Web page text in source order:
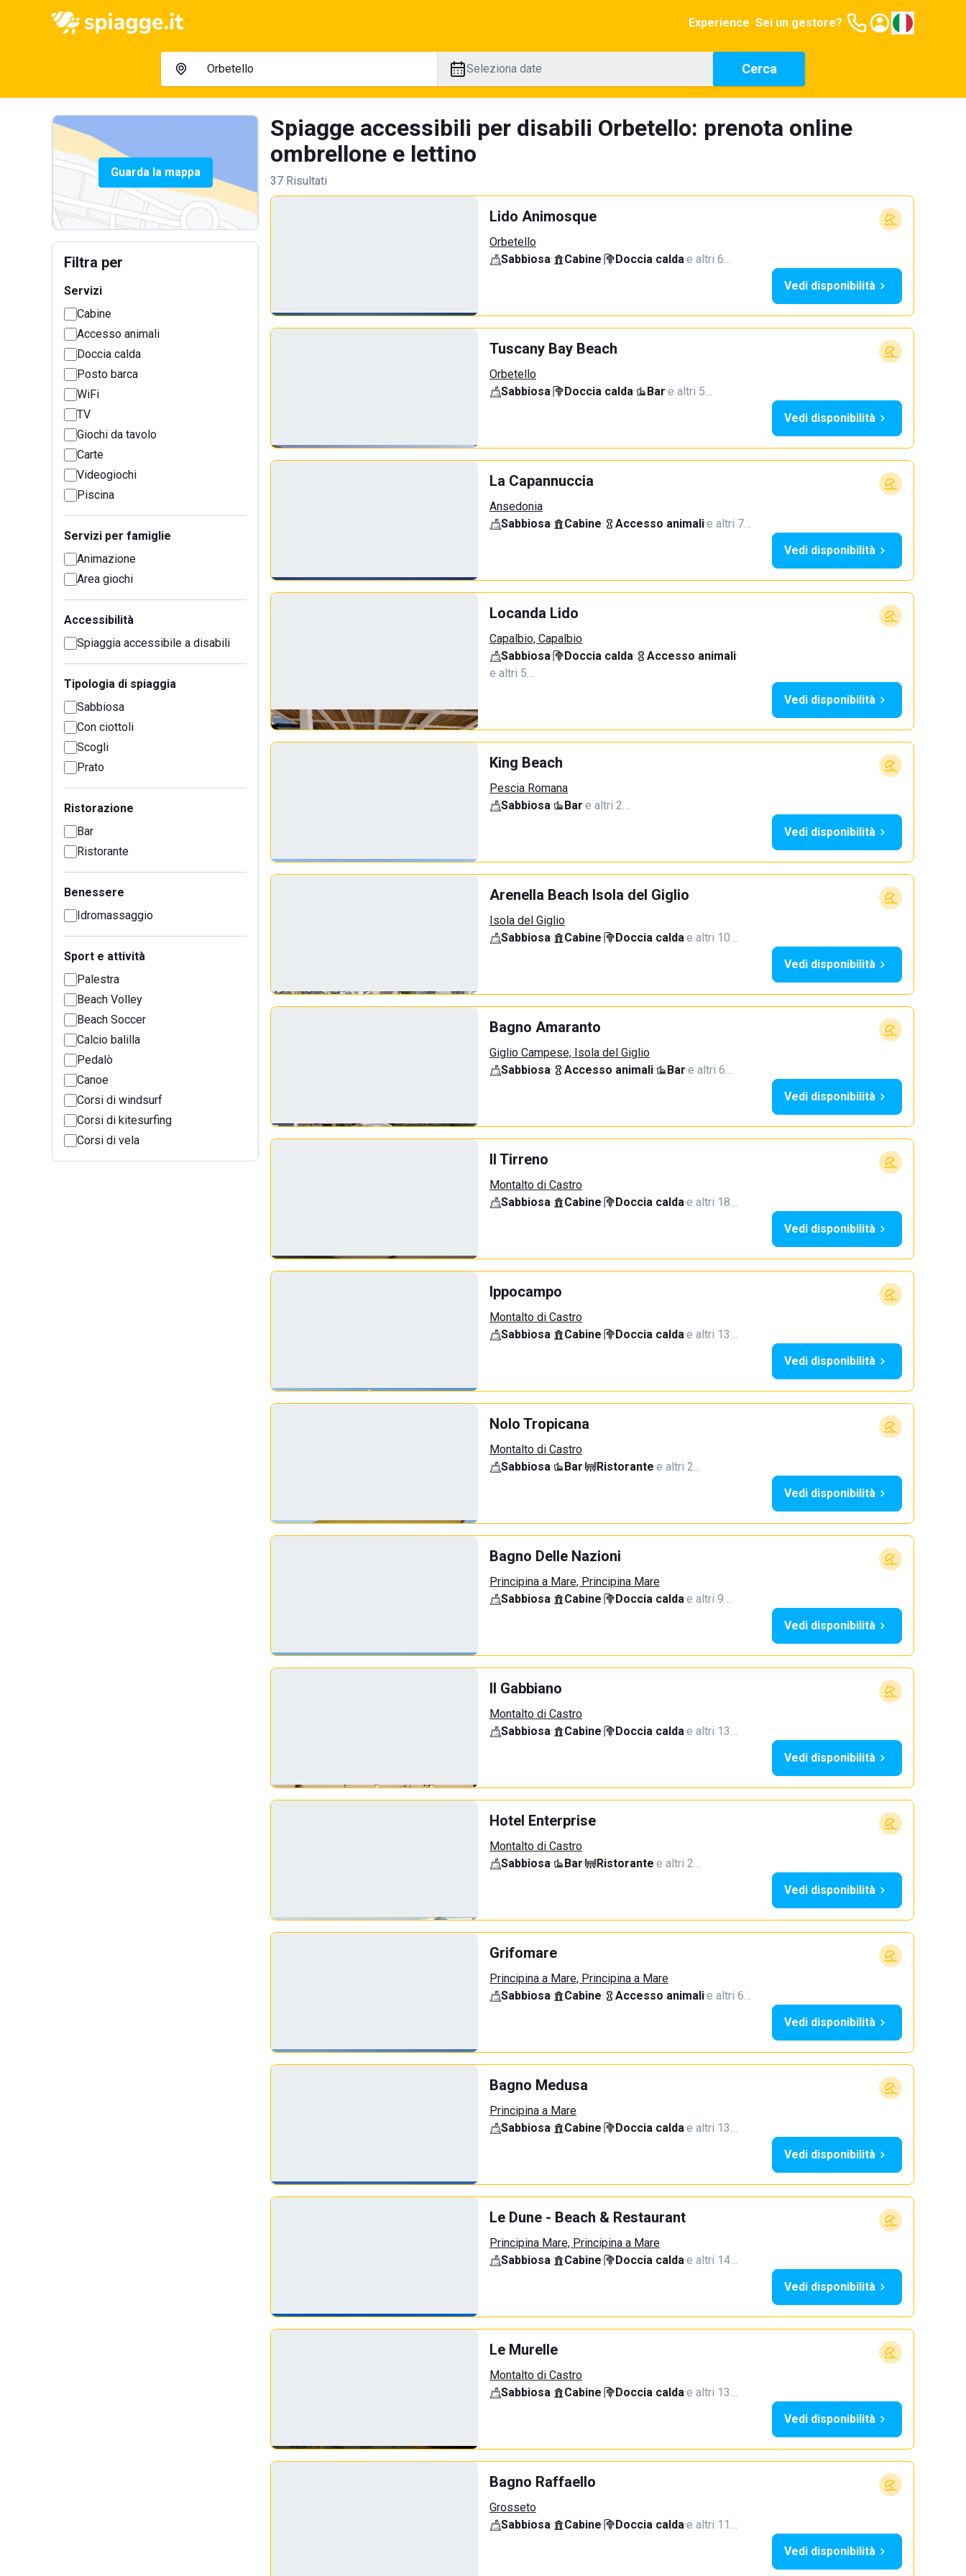
Experience Sei un gestore?
Seleziona date Cerca
Guarda la mappa
Filtra per
Servizi
Cabine
Accesso animali
Doccia calda
Posto barca
WiFi
TV
Giochi da tavolo
Carte
Videogiochi
Piscina
Servizi per famiglie
Animazione
Area giochi
Accessibilità
Spiaggia accessibile a disabili
Tipologia di spiaggia
Sabbiosa
Con ciottoli
Scogli
Prato
Ristorazione
Bar
Ristorante
Benessere
Idromassaggio
Sport e attività
Palestra
Beach Volley
Beach Soccer
Calcio balilla
Pedalò
Canoe
Corsi di windsurf
Corsi di kitesurfing
Corsi di vela
Spiagge accessibili per disabili Orbetello: prenota online
ombrellone e lettino
37 Risultati
Lido Animosque
Orbetello
Sabbiosa· Cabine· Doccia calda·e altri 6…
Vedi disponibilità
Tuscany Bay Beach
Orbetello
Sabbiosa· Doccia calda· Bar·e altri 5…
Vedi disponibilità
La Capannuccia
Ansedonia
Sabbiosa· Cabine· Accesso animali·e altri 7…
Vedi disponibilità
Locanda Lido
Capalbio, Capalbio
Sabbiosa· Doccia calda· Accesso animali·
e altri 5…
Vedi disponibilità
King Beach
Pescia Romana
Sabbiosa· Bar·e altri 2…
Vedi disponibilità
Arenella Beach Isola del Giglio
Isola del Giglio
Sabbiosa· Cabine· Doccia calda·e altri 10…
Vedi disponibilità
Bagno Amaranto
Giglio Campese, Isola del Giglio
Sabbiosa· Accesso animali· Bar·e altri 6…
Vedi disponibilità
Il Tirreno
Montalto di Castro
Sabbiosa· Cabine· Doccia calda·e altri 18…
Vedi disponibilità
Ippocampo
Montalto di Castro
Sabbiosa· Cabine· Doccia calda·e altri 13…
Vedi disponibilità
Nolo Tropicana
Montalto di Castro
Sabbiosa· Bar· Ristorante·e altri 2…
Vedi disponibilità
Bagno Delle Nazioni
Principina a Mare, Principina Mare
Sabbiosa· Cabine· Doccia calda·e altri 9…
Vedi disponibilità
Il Gabbiano
Montalto di Castro
Sabbiosa· Cabine· Doccia calda·e altri 13…
Vedi disponibilità
Hotel Enterprise
Montalto di Castro
Sabbiosa· Bar· Ristorante·e altri 2…
Vedi disponibilità
Grifomare
Principina a Mare, Principina a Mare
Sabbiosa· Cabine· Accesso animali·e altri 6…
Vedi disponibilità
Bagno Medusa
Principina a Mare
Sabbiosa· Cabine· Doccia calda·e altri 13…
Vedi disponibilità
Le Dune - Beach & Restaurant
Principina Mare, Principina a Mare
Sabbiosa· Cabine· Doccia calda·e altri 14…
Vedi disponibilità
Le Murelle
Montalto di Castro
Sabbiosa· Cabine· Doccia calda·e altri 13…
Vedi disponibilità
Bagno Raffaello
Grosseto
Sabbiosa· Cabine· Doccia calda·e altri 11…
Vedi disponibilità